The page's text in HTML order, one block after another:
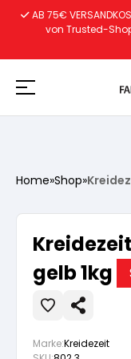
Vorbereitung
Wasserlösliche
Lacke
Vorbereitung
Autoreparatur
Vorbereitung
Innenfarben
AB 75€
von Trusted-
Home»Shop»
gelb 1kg
Marke:Kreidezeit